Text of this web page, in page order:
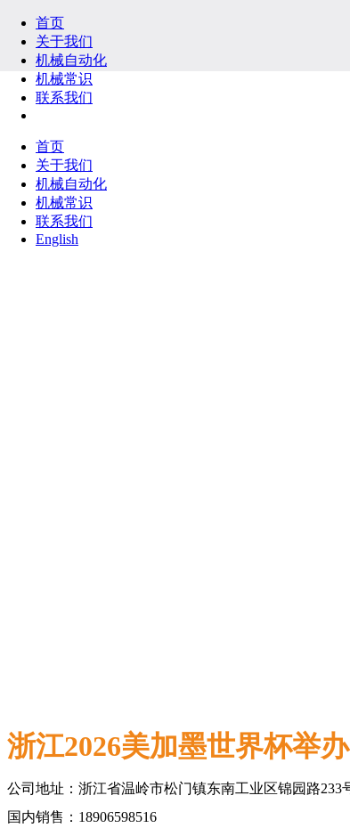
首页
关于我们
机械自动化
机械常识
联系我们
首页
关于我们
机械自动化
机械常识
联系我们
English
浙江2026美加墨世界杯举
公司地址：浙江省温岭市松门镇东南工业区锦园路233
国内销售：18906598516